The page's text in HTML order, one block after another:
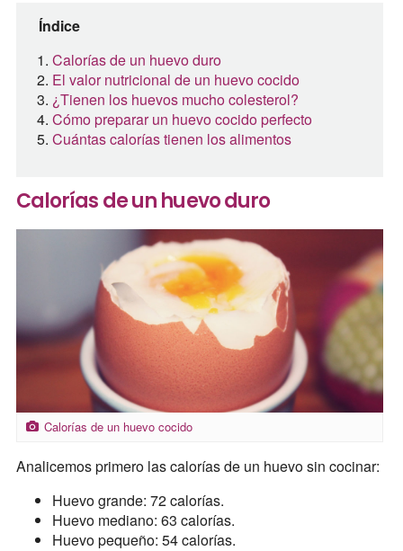
Índice
Calorías de un huevo duro
El valor nutricional de un huevo cocido
¿Tienen los huevos mucho colesterol?
Cómo preparar un huevo cocido perfecto
Cuántas calorías tienen los alimentos
Calorías de un huevo duro
Calorías de un huevo cocido
Analicemos primero las calorías de un huevo sin cocinar:
Huevo grande: 72 calorías.
Huevo mediano: 63 calorías.
Huevo pequeño: 54 calorías.